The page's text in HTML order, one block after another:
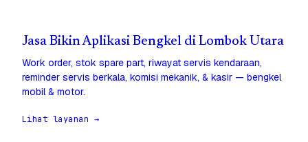
Jasa Bikin Aplikasi Bengkel di Lombok Utara
Work order, stok spare part, riwayat servis kendaraan,
reminder servis berkala, komisi mekanik, & kasir — bengkel
mobil & motor.
Lihat layanan →